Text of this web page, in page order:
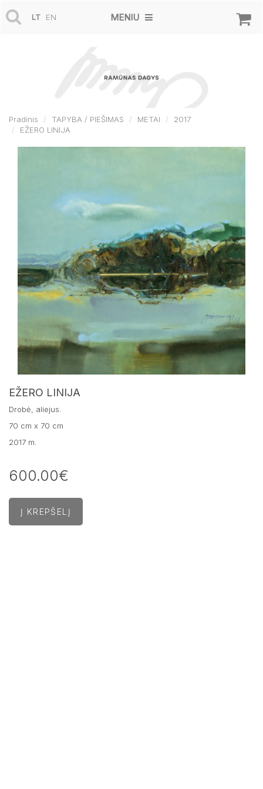
LT EN MENIU
Pradinis TAPYBA / PIEŠIMAS METAI
2017
EŽERO LINIJA
EŽERO LINIJA
Drobė, aliejus.
70 cm x 70 cm
2017 m.
600.00€